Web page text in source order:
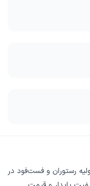
رستوران و فست‌فود در